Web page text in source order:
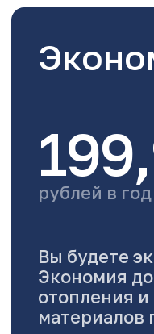
рублей в год
Вы будете
Экономия
отопления
материалов